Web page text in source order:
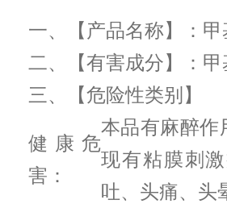
一、【产品名称】：
二、【有害成分】：
三、【危险性类别】
健康危
害：
本品有麻醉作
现有粘膜刺
吐、头痛、头